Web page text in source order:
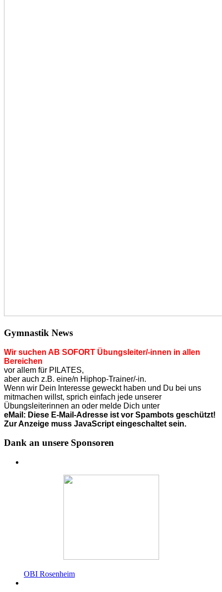
Gymnastik News
Wir suchen AB SOFORT Übungsleiter/-innen in allen
Bereichen
vor allem für PILATES,
aber auch z.B. eine/n Hiphop-Trainer/-in.
Wenn wir Dein Interesse geweckt haben und Du bei uns
mitmachen willst, sprich einfach jede unserer
Übungsleiterinnen an oder melde Dich unter
eMail: Diese E-Mail-Adresse ist vor Spambots geschützt!
Zur Anzeige muss JavaScript eingeschaltet sein.
Dank an unsere Sponsoren
OBI Rosenheim